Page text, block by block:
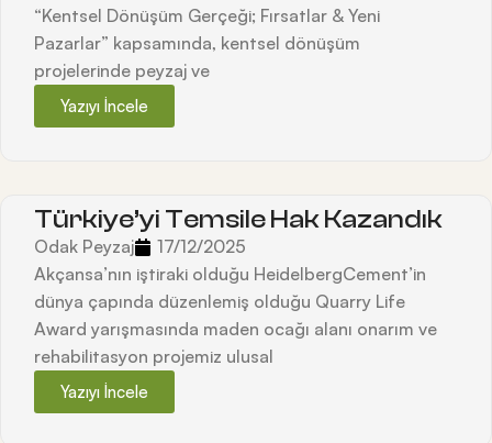
“Kentsel Dönüşüm Gerçeği; Fırsatlar & Yeni
Pazarlar” kapsamında, kentsel dönüşüm
projelerinde peyzaj ve
Yazıyı İncele
Türkiye’yi Temsile Hak Kazandık
Odak Peyzaj
17/12/2025
Akçansa’nın iştiraki olduğu HeidelbergCement’in
dünya çapında düzenlemiş olduğu Quarry Life
Award yarışmasında maden ocağı alanı onarım ve
rehabilitasyon projemiz ulusal
Yazıyı İncele